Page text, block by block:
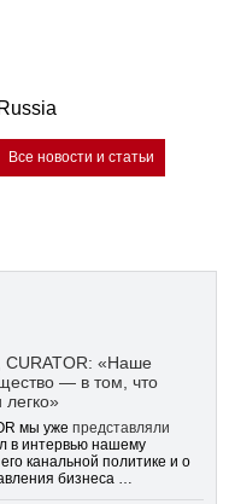
Все новости и статьи
CURATOR: «Наше
— в том, что
легко»
мы уже представляли
в интервью нашему
канальной политике и о
бизнеса …